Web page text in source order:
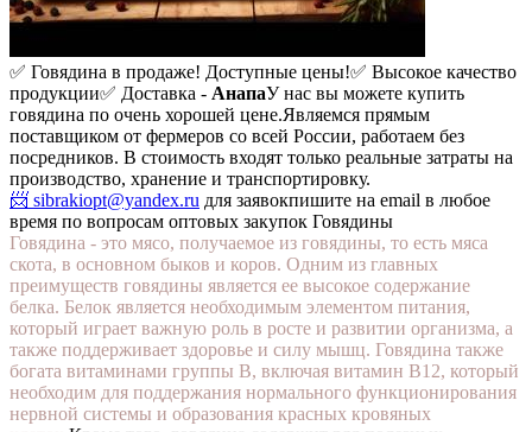
✅ Говядина в продаже! Доступные цены!✅ Высокое качество
продукции✅ Доставка - АнапаУ нас вы можете купить
говядина по очень хорошей цене.Являемся прямым
поставщиком от фермеров со всей России, работаем без
посредников. В стоимость входят только реальные затраты на
производство, хранение и транспортировку.
📨 sibrakiopt@yandex.ru для заявокпишите на email в любое
время по вопросам оптовых закупок Говядины
Говядина - это мясо, получаемое из говядины, то есть мяса
скота, в основном быков и коров. Одним из главных
преимуществ говядины является ее высокое содержание
белка. Белок является необходимым элементом питания,
который играет важную роль в росте и развитии организма, а
также поддерживает здоровье и силу мышц. Говядина также
богата витаминами группы В, включая витамин В12, который
необходим для поддержания нормального функционирования
нервной системы и образования красных кровяных